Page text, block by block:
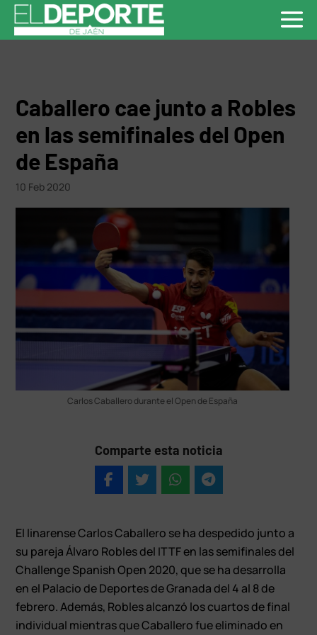
Caballero cae junto a Robles
en las semifinales del Open
de España
10 Feb 2020
Carlos Caballero durante el Open de España
Comparte esta noticia
El linarense Carlos Caballero se ha despedido junto a
su pareja Álvaro Robles del ITTF en las semifinales del
Challenge Spanish Open 2020, que se ha desarrolla
en el Palacio de Deportes de Granada del 4 al 8 de
febrero. Además, Robles alcanzó los cuartos de final
individual mientras que Caballero fue eliminado en